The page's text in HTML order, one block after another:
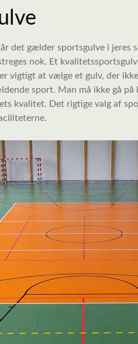
det gælder sportsgulve i
nok. Et
vigtigt at vælge et gulv, der
sport. Man må ikke gå
kvalitet. Det rigtige valg af